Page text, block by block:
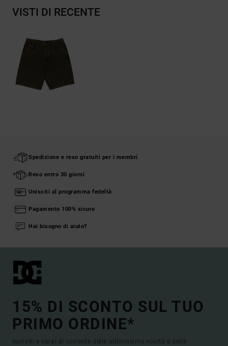
VISTI DI RECENTE
Spedizione e reso gratuiti per i membri
Reso entro 30 giorni
Unisciti al programma fedeltà
Pagamento 100% sicuro
Hai bisogno di aiuto?
15% DI SCONTO SUL TUO
PRIMO ORDINE*
Iscriviti e sarai al corrente delle ultimissime novità e delle